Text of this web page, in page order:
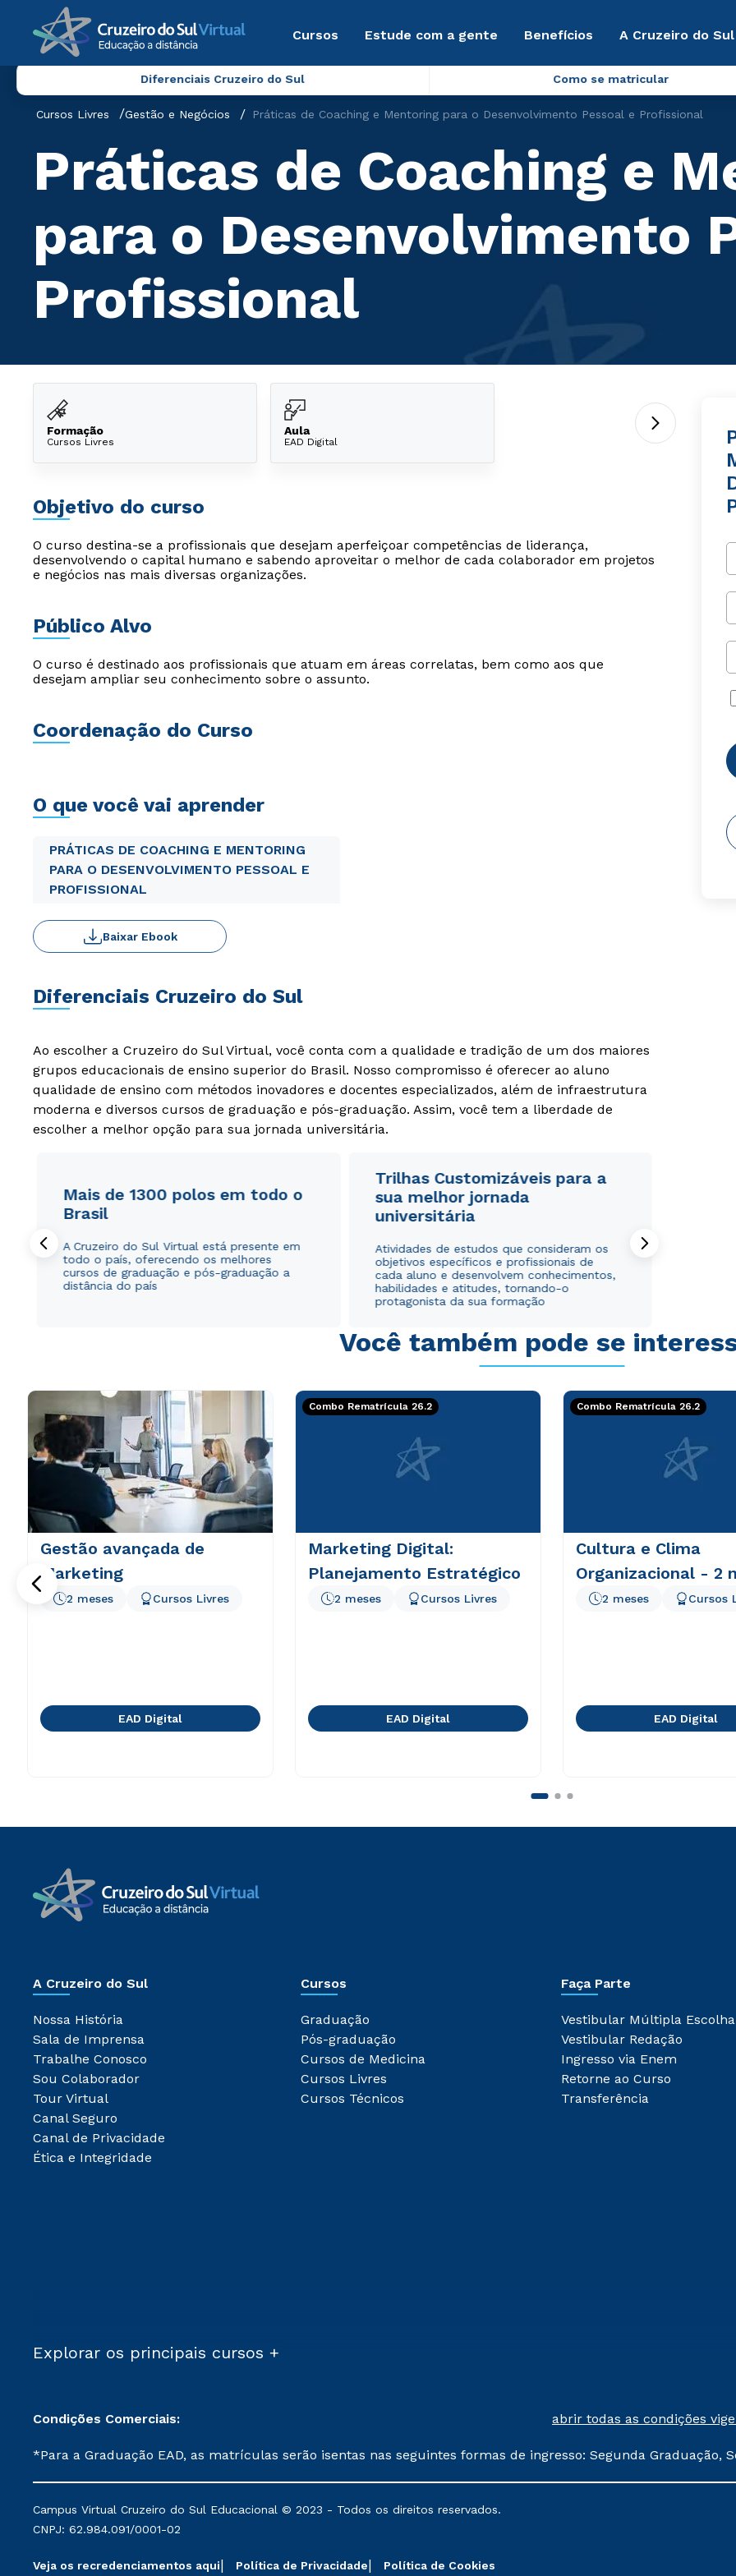
Cursos Estude com a gente Benefícios A Cruzeiro do
Diferenciais Cruzeiro do Sul Como se matricular
Cursos Livres Gestão e Negócios Práticas de Coaching e Mentoring para o Desenvolvimento Pessoal e Profissional
Práticas de Coaching e
para o Desenvolvimento
Profissional
Formação
Cursos Livres
Aula
EAD Digital
Objetivo do curso
O curso destina-se a profissionais que desejam aperfeiçoar competências de liderança,
desenvolvendo o capital humano e sabendo aproveitar o melhor de cada colaborador em projetos
e negócios nas mais diversas organizações.
Público Alvo
O curso é destinado aos profissionais que atuam em áreas correlatas, bem como aos que
desejam ampliar seu conhecimento sobre o assunto.
Coordenação do Curso
O que você vai aprender
PRÁTICAS DE COACHING E MENTORING
PARA O DESENVOLVIMENTO PESSOAL E
PROFISSIONAL
Baixar Ebook
Diferenciais Cruzeiro do Sul
Ao escolher a Cruzeiro do Sul Virtual, você conta com a qualidade e tradição de um dos maiores
grupos educacionais de ensino superior do Brasil. Nosso compromisso é oferecer ao aluno
qualidade de ensino com métodos inovadores e docentes especializados, além de infraestrutura
moderna e diversos cursos de graduação e pós-graduação. Assim, você tem a liberdade de
escolher a melhor opção para sua jornada universitária.
Mais de 1300 polos em todo o
Brasil
A Cruzeiro do Sul Virtual está presente em
todo o país, oferecendo os melhores
cursos de graduação e pós-graduação a
distância do país
Trilhas Customizáveis para a
sua melhor jornada
universitária
Atividades de estudos que consideram os
objetivos específicos e profissionais de
cada aluno e desenvolvem conhecimentos,
habilidades e atitudes, tornando-o
protagonista da sua formação
Você também pode se
Gestão avançada de
Marketing
2 meses Cursos Livres
EAD Digital
Combo Rematrícula 26.2
Marketing Digital:
Planejamento Estratégico
2 meses Cursos Livres
EAD Digital
Combo Rematrícula 26.2
Cultura e Clima
Organizacional - 2
2 meses Cursos
EAD Digital
A Cruzeiro do Sul
Nossa História
Sala de Imprensa
Trabalhe Conosco
Sou Colaborador
Tour Virtual
Canal Seguro
Canal de Privacidade
Ética e Integridade
Cursos
Graduação
Pós-graduação
Cursos de Medicina
Cursos Livres
Cursos Técnicos
Faça Parte
Vestibular Múltipla Escolha
Vestibular Redação
Ingresso via Enem
Retorne ao Curso
Transferência
Explorar os principais cursos +
Condições Comerciais: abrir todas as condições
*Para a Graduação EAD, as matrículas serão isentas nas seguintes formas de ingresso: Segunda Graduação,
mantidos conforme negociação. Descontos institucionais poderão sofrer alterações nos períodos de
serviços.
Campus Virtual Cruzeiro do Sul Educacional © 2023 - Todos os direitos reservados.
CNPJ: 62.984.091/0001-02
Veja os recredenciamentos aqui Política de Privacidade Política de Cookies
Rápido e fácil
ou
autorizo que meus dados sejam utilizados para o
envio de conteúdos da Cruzeiro do Sul.
Rápido e fácil
ou
autorizo que meus dados sejam utilizados para o
envio de conteúdos da Cruzeiro do Sul.